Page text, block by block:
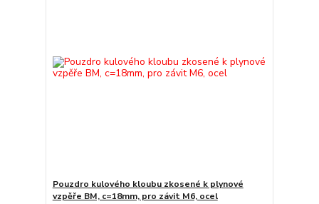
Pouzdro kulového kloubu zkosené k plynové
vzpěře BM, c=18mm, pro závit M6, ocel